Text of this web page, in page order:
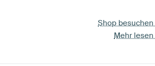
Shop besuchen
Mehr lesen